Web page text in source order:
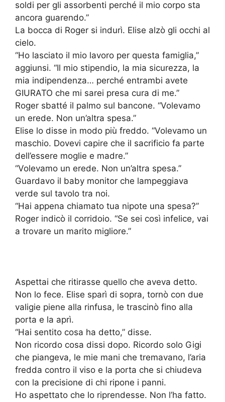
soldi per gli assorbenti perché il mio corpo sta
ancora guarendo.”
La bocca di Roger si indurì. Elise alzò gli occhi al
cielo.
“Ho lasciato il mio lavoro per questa famiglia,”
aggiunsi. “Il mio stipendio, la mia sicurezza, la
mia indipendenza… perché entrambi avete
GIURATO che mi sarei presa cura di me.”
Roger sbatté il palmo sul bancone. “Volevamo
un erede. Non un’altra spesa.”
Elise lo disse in modo più freddo. “Volevamo un
maschio. Dovevi capire che il sacrificio fa parte
dell’essere moglie e madre.”
“Volevamo un erede. Non un’altra spesa.”
Guardavo il baby monitor che lampeggiava
verde sul tavolo tra noi.
“Hai appena chiamato tua nipote una spesa?”
Roger indicò il corridoio. “Se sei così infelice, vai
a trovare un marito migliore.”
Aspettai che ritirasse quello che aveva detto.
Non lo fece. Elise sparì di sopra, tornò con due
valigie piene alla rinfusa, le trascinò fino alla
porta e la aprì.
“Hai sentito cosa ha detto,” disse.
Non ricordo cosa dissi dopo. Ricordo solo Gigi
che piangeva, le mie mani che tremavano, l’aria
fredda contro il viso e la porta che si chiudeva
con la precisione di chi ripone i panni.
Ho aspettato che lo riprendesse. Non l’ha fatto.